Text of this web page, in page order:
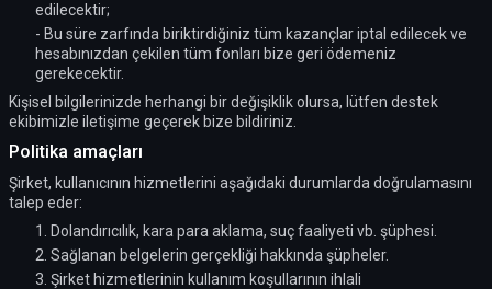
edilecektir;
- Bu süre zarfında biriktirdiğiniz tüm kazançlar iptal edilecek ve
hesabınızdan çekilen tüm fonları bize geri ödemeniz
gerekecektir.
Kişisel bilgilerinizde herhangi bir değişiklik olursa, lütfen destek
ekibimizle iletişime geçerek bize bildiriniz.
Politika amaçları
Şirket, kullanıcının hizmetlerini aşağıdaki durumlarda doğrulamasını
talep eder:
1. Dolandırıcılık, kara para aklama, suç faaliyeti vb. şüphesi.
2. Sağlanan belgelerin gerçekliği hakkında şüpheler.
3. Şirket hizmetlerinin kullanım koşullarının ihlali